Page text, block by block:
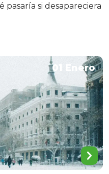
si desapareciera
01 Enero